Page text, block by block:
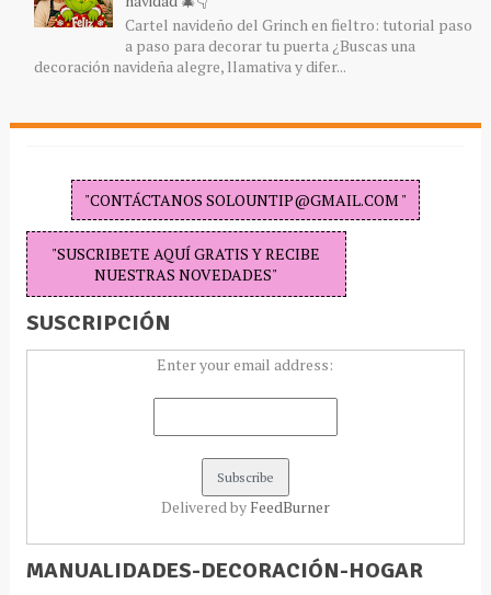
Cartel navideño del Grinch en fieltro: tutorial paso
a paso para decorar tu puerta ¿Buscas una
decoración navideña alegre, llamativa y difer...
"CONTÁCTANOS SOLOUNTIP@GMAIL.COM "
"SUSCRIBETE AQUÍ GRATIS Y RECIBE
NUESTRAS NOVEDADES"
SUSCRIPCIÓN
Enter your email address:
Delivered by FeedBurner
MANUALIDADES-DECORACIÓN-HOGAR